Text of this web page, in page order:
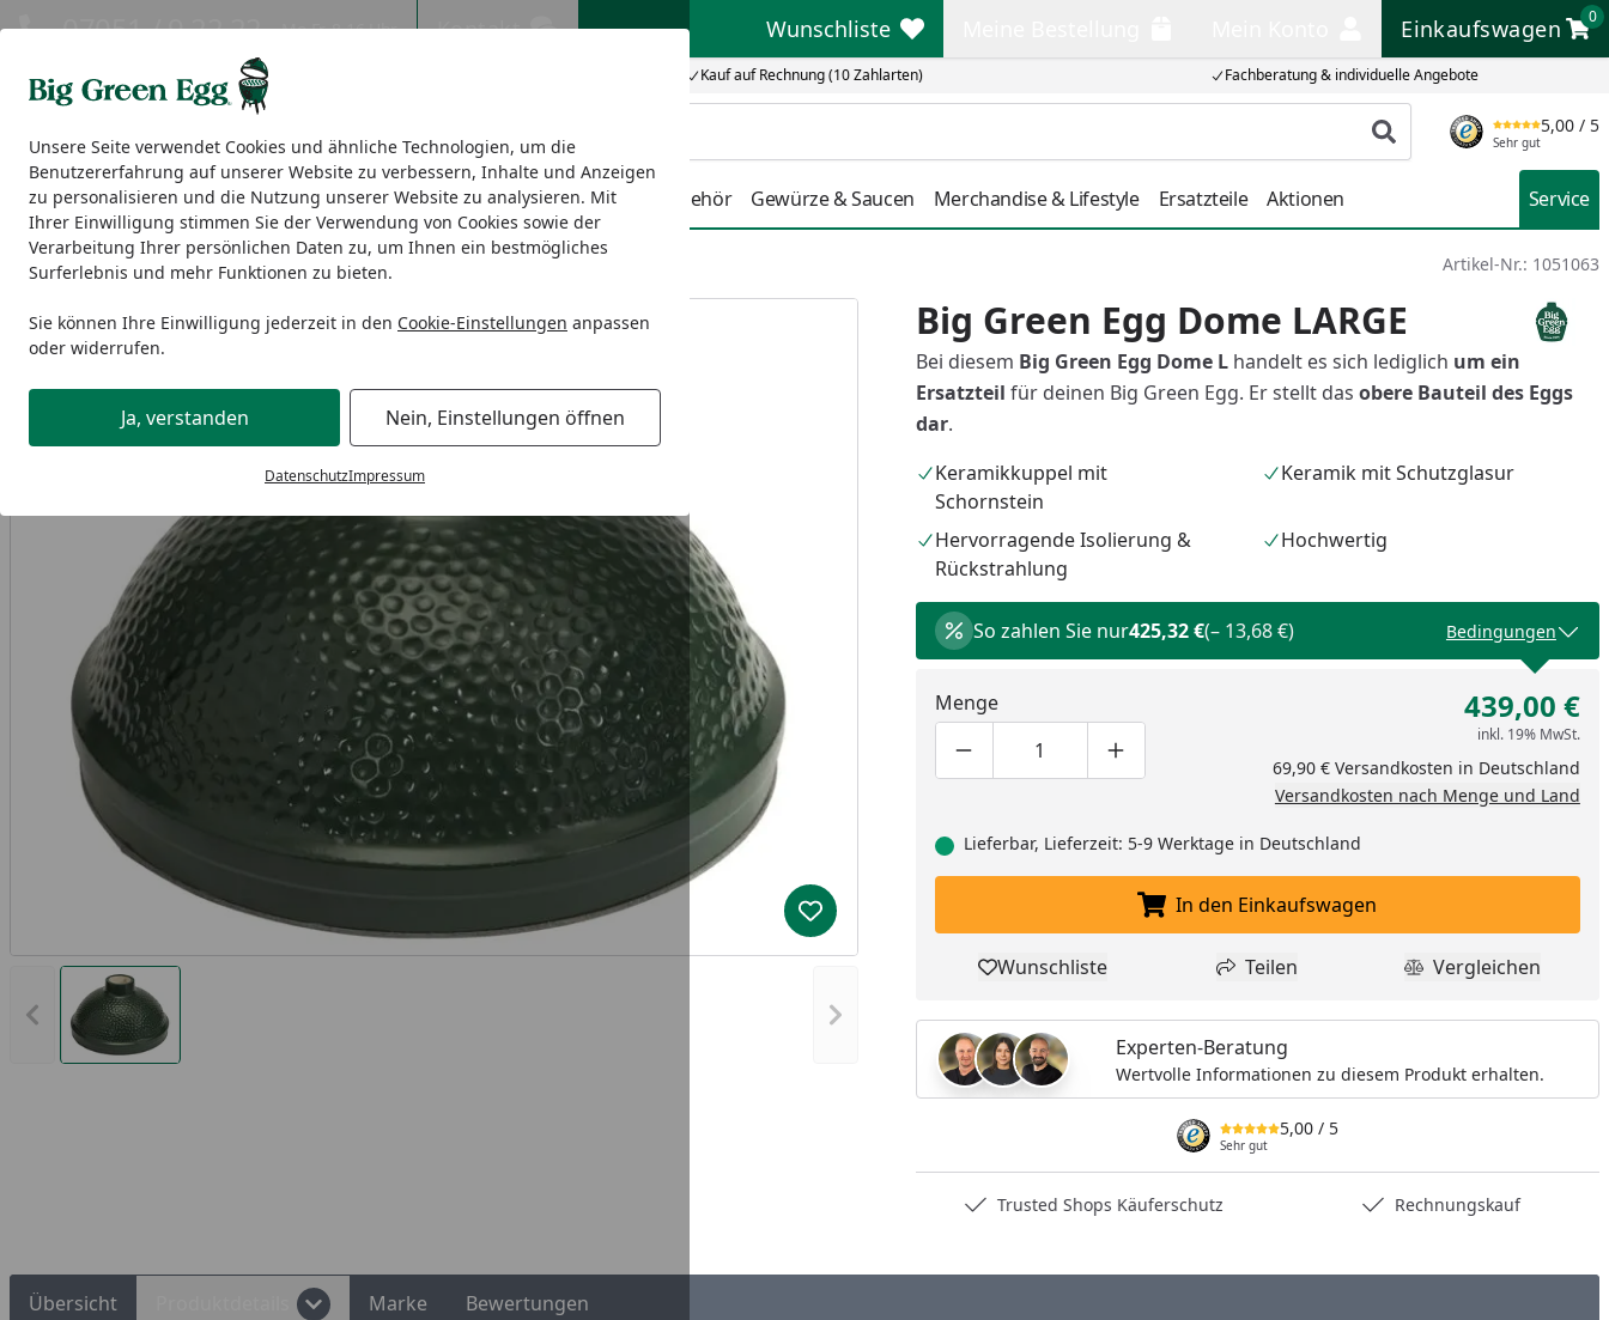
Unsere Seite verwendet Cookies und ähnliche Technologien, um die
Benutzererfahrung auf unserer Website zu verbessern, Inhalte und Anzeigen
zu personalisieren und die Nutzung unserer Website zu analysieren. Mit
Ihrer Einwilligung stimmen Sie der Verwendung von Cookies sowie der
Verarbeitung Ihrer persönlichen Daten zu, um Ihnen ein bestmögliches
Surferlebnis und mehr Funktionen zu bieten.
Sie können Ihre Einwilligung jederzeit in den Cookie-Einstellungen anpassen
oder widerrufen.
Ja, verstanden Nein, Einstellungen öffnen
DatenschutzImpressum
Eigene Montage-Teams Kauf auf Rechnung (10 Zahlarten) Fachberatung & individuelle Angebote
07051 / 9 22 22 Mo-Fr. 8-16 Uhr Kontakt Wunschliste
Wunschliste Einkaufswagen
0
Einkaufswagen
Produkt suchen
5,00 / 5
Sehr gut
EGGs EGG Nest, Tische & Seitentische Modulare EGG-Outdoorküche Zubehör Gewürze & Saucen Merchandise & Lifestyle Ersatzteile Aktionen Service
Startseite
Ersatzteile Large Big Green Egg Dome LARGE Artikel-Nr.: 1051063
Vorheriges Bild anzeigen Nächstes Bild anzeigen
Produkt zur Wunschliste hinzufügen
Big Green Egg Dome LARGE
Bei diesem Big Green Egg Dome Lhandelt es sich lediglich um ein
Ersatzteil für deinen Big Green Egg. Er stellt das obere Bauteil des Eggs
dar.
Keramikkuppel mit
Schornstein
Keramik mit Schutzglasur
Hervorragende Isolierung &
Rückstrahlung
Hochwertig
So zahlen Sie nur425,32 €(– 13,68 €) Bedingungen
Menge
Produktmenge um eins verringern
Produktmenge manuell eingeben
Produktmenge um eins erhöhen
439,00 €
inkl. 19% MwSt.
69,90 € Versandkosten in Deutschland
Versandkosten nach Menge und Land
Lieferbar, Lieferzeit: 5-9 Werktage in Deutschland
In den Einkaufswagen legen
In den Einkaufswagen
Produkt zur Wunschliste hinzufügen
Wunschliste Teilen
Teilen Produkt
Vergleichen
Experten-Beratung
Wertvolle Informationen zu diesem Produkt erhalten.
5,00 / 5
Sehr gut
Trusted Shops Käuferschutz Rechnungskauf
Übersicht Marke Bewertungen